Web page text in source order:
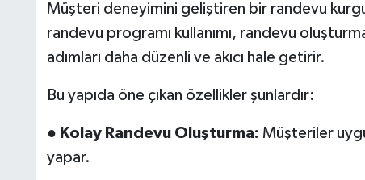
Müşteri deneyimini geliştiren bir randevu
randevu programı kullanımı, randevu
adımları daha düzenli ve akıcı hale getirir.
Bu yapıda öne çıkan özellikler şunlardır:
● Kolay Randevu Oluşturma: Müşteriler
yapar.